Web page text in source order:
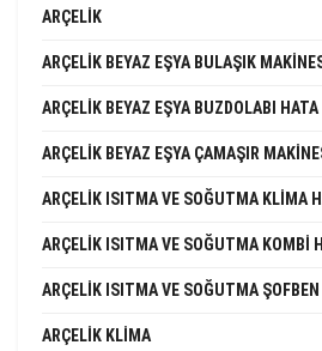
ARÇELIK
ARÇELIK BEYAZ EŞYA BULAŞIK
ARÇELIK BEYAZ EŞYA BUZDOLABI HATA
ARÇELIK BEYAZ EŞYA ÇAMAŞIR
ARÇELIK ISITMA VE SOĞUTMA KLIMA
ARÇELIK ISITMA VE SOĞUTMA KOMBI
ARÇELIK ISITMA VE SOĞUTMA ŞOFBEN
ARÇELIK KLIMA